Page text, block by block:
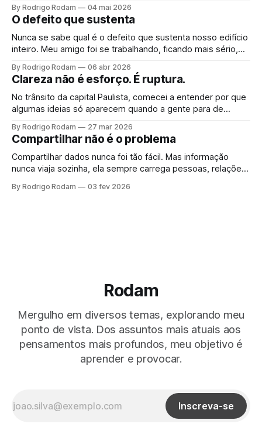
vem junto uma urgência que ninguém planeja.
By Rodrigo Rodam 04 mai 2026
O defeito que sustenta
Nunca se sabe qual é o defeito que sustenta nosso edifício
inteiro. Meu amigo foi se trabalhando, ficando mais sério,
percebeu que era fundação quando o teto rachou.
By Rodrigo Rodam 06 abr 2026
Clareza não é esforço. É ruptura.
No trânsito da capital Paulista, comecei a entender por que
algumas ideias só aparecem quando a gente para de
By Rodrigo Rodam 27 mar 2026
Compartilhar não é o problema
Compartilhar dados nunca foi tão fácil. Mas informação
nunca viaja sozinha, ela sempre carrega pessoas, relações
ilusão de que dados anonimizados impedem inferência
By Rodrigo Rodam 03 fev 2026
Rodam
Mergulho em diversos temas, explorando meu
ponto de vista. Dos assuntos mais atuais aos
pensamentos mais profundos, meu objetivo é
aprender e provocar.
Inscreva-se